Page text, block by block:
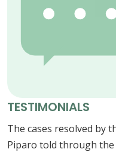
TESTIMONIALS
The cases resolved by
Piparo told through